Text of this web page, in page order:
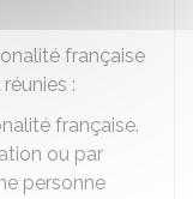
française
:
française.
ou par
personne